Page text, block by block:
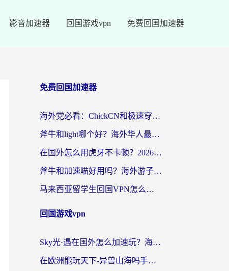
影音加速器 回国游戏vpn 免费回国加速器
免费回国加速器
海外党必看：ChickCN和极速穿梭VPN好用吗？3招教你选对回国加速器无缝刷国内资源
斧牛和light哪个好？海外华人最关心的回国加速器选择难题，一篇讲透
在国外怎么用虎牙不卡顿？2026海外华人亲测有效的回国加速器选择指南
斧牛和加速喵好用吗？海外游子的真实选择困境
马来西亚留学生回国VPN怎么选？3个避坑点+1款实测好用的加速器推荐
回国游戏vpn
Sky光·遇在国外怎么加速玩？海外党亲测有效的国服游戏加速指南
在欧洲能玩天下-异兽山海吗手游？海外玩家的加速器生存指南